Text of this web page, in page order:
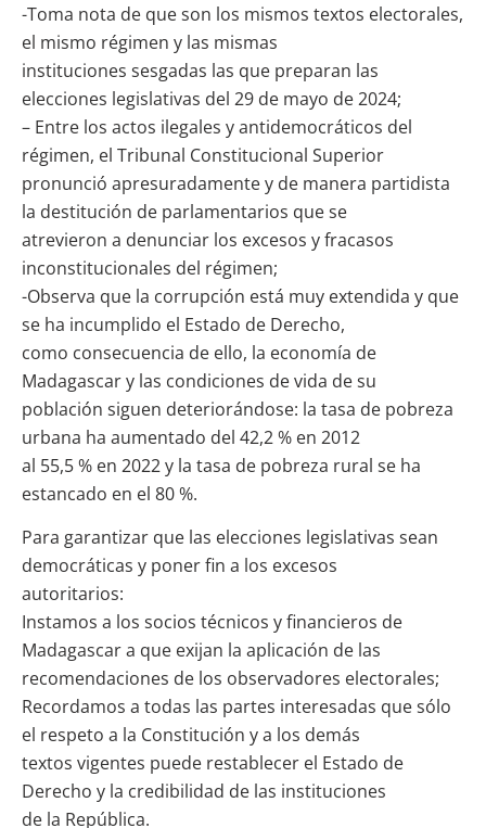
-Toma nota de que son los mismos textos electorales,
el mismo régimen y las mismas
instituciones sesgadas las que preparan las
elecciones legislativas del 29 de mayo de 2024;
– Entre los actos ilegales y antidemocráticos del
régimen, el Tribunal Constitucional Superior
pronunció apresuradamente y de manera partidista
la destitución de parlamentarios que se
atrevieron a denunciar los excesos y fracasos
inconstitucionales del régimen;
-Observa que la corrupción está muy extendida y que
se ha incumplido el Estado de Derecho,
como consecuencia de ello, la economía de
Madagascar y las condiciones de vida de su
población siguen deteriorándose: la tasa de pobreza
urbana ha aumentado del 42,2 % en 2012
al 55,5 % en 2022 y la tasa de pobreza rural se ha
estancado en el 80 %.
Para garantizar que las elecciones legislativas sean
democráticas y poner fin a los excesos
autoritarios:
Instamos a los socios técnicos y financieros de
Madagascar a que exijan la aplicación de las
recomendaciones de los observadores electorales;
Recordamos a todas las partes interesadas que sólo
el respeto a la Constitución y a los demás
textos vigentes puede restablecer el Estado de
Derecho y la credibilidad de las instituciones
de la República.